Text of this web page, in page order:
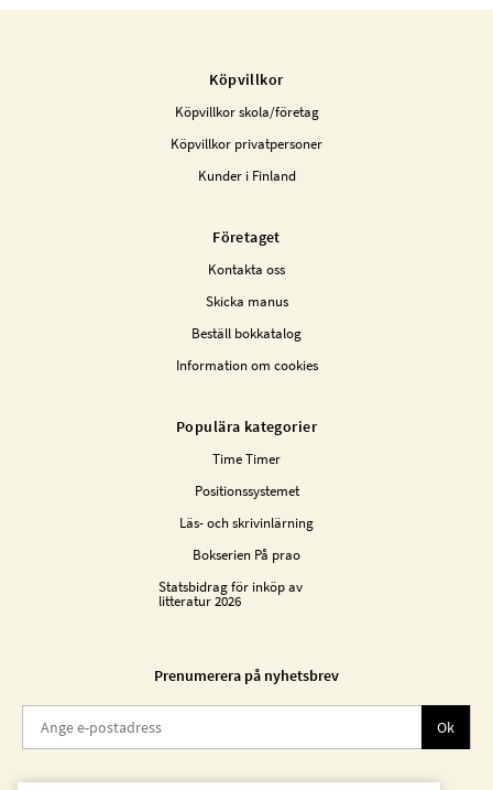
Köpvillkor
Köpvillkor skola/företag
Köpvillkor privatpersoner
Kunder i Finland
Företaget
Kontakta oss
Skicka manus
Beställ bokkatalog
Information om cookies
Populära kategorier
Time Timer
Positionssystemet
Läs- och skrivinlärning
Bokserien På prao
Statsbidrag för inköp av
litteratur 2026
Prenumerera på nyhetsbrev
Ok